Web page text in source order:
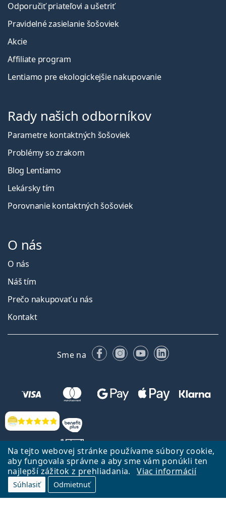
Na tejto webovej stránke používame súbory cookie,
aby fungovala správne a aby sme vám ponúkli ten
najlepší zážitok z prehliadania.
Viac informácií
Súhlasiť Odmietnuť
Hodnotenia
Odporučiť priateľovi a ušetriť
Pravidelné zasielanie šošoviek
Akcie
Affiliate program
Lentiamo pre ekologickejšie nakupovanie
Rady našich odborníkov
Parametre kontaktných šošoviek
Problémy so zrakom
Blog Lentiamo
Lekársky tím
Porovnanie kontaktných šošoviek
O nás
O nás
Náš tím
Prečo nakupovať u nás
Kontakt
Sme na FacebookuInstagrame
YouTubeLinkedIn
Späť na Úvodnu stránku
Lentiamo.sk vlastní a prevádzkuje spoločnosť Lentiamo s.r.o., Česká